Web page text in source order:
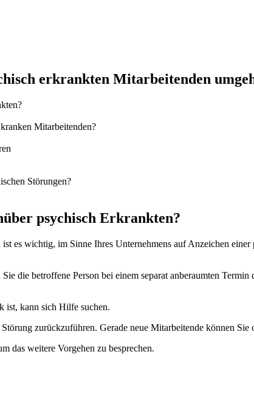
erkrankten Mitarbeitenden
Mitarbeitenden?
Störungen?
psychisch Erkrankten?
es wichtig, im Sinne Ihres Unternehmens auf Anzeichen
die betroffene Person bei einem separat anberaumten
ist, kann sich Hilfe suchen.
zurückzuführen. Gerade neue Mitarbeitende können Sie
das weitere Vorgehen zu besprechen.